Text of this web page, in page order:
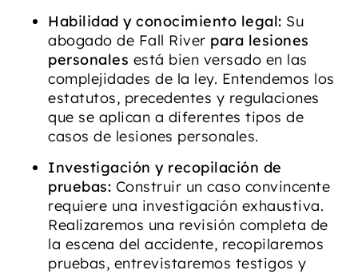
Habilidad y conocimiento legal: Su
abogado de Fall River para lesiones
personales está bien versado en las
complejidades de la ley. Entendemos los
estatutos, precedentes y regulaciones
que se aplican a diferentes tipos de
casos de lesiones personales.
Investigación y recopilación de
pruebas: Construir un caso convincente
requiere una investigación exhaustiva.
Realizaremos una revisión completa de
la escena del accidente, recopilaremos
pruebas, entrevistaremos testigos y